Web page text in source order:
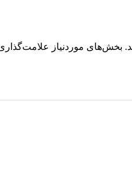
بخش‌های موردنیاز